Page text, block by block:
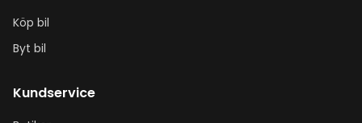
Köp bil
Byt bil
Kundservice